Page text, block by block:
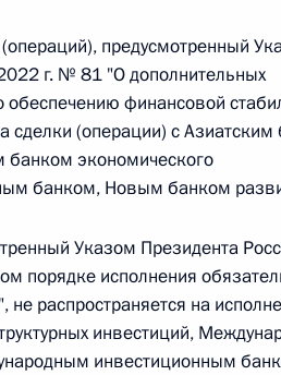
ФЗ
и статью 227–1 части второй
Федерации
предусмотренный
г. № 81 "О дополнительных
финансовой
сделки (операции) с
банком экономического
банком, Новым банком
Указом Президента
порядке исполнения
распространяется на
инвестиций,
инвестиционным